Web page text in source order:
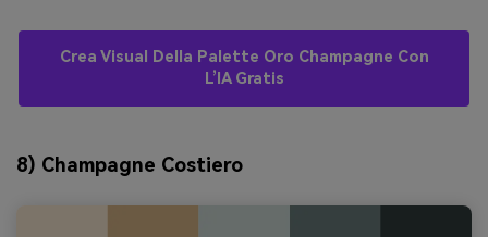
Crea Visual Della Palette Oro Champagne Con
L’IA Gratis
8) Champagne Costiero